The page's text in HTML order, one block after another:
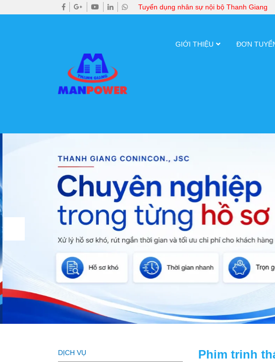
Tuyển dụng nhân sự nội bộ Thanh Giang
GIỚI THIỆU ĐƠN
Phim trinh
DỊCH VỤ